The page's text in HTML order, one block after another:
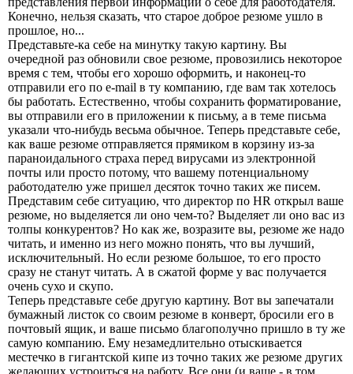
Конечно, нельзя сказать, что старое доброе резюме ушло в
прошлое, но...
Представьте-ка себе на минутку такую картину. Вы
очередной раз обновили свое резюме, провозились некоторое
время с тем, чтобы его хорошо оформить, и наконец-то
отправили его по e-mail в ту компанию, где вам так хотелось
бы работать. Естественно, чтобы сохранить форматирование,
вы отправили его в приложении к письму, а в теме письма
указали что-нибудь весьма обычное. Теперь представьте себе,
как ваше резюме отправляется прямиком в корзину из-за
параноидального страха перед вирусами из электронной
почты или просто потому, что вашему потенциальному
работодателю уже пришел десяток точно таких же писем.
Представим себе ситуацию, что директор по HR открыл ваше
резюме, но выделяется ли оно чем-то? Выделяет ли оно вас из
толпы конкурентов? Но как же, возразите вы, резюме же надо
читать, и именно из него можно понять, что вы лучший,
исключительный. Но если резюме большое, то его просто
сразу не станут читать. А в сжатой форме у вас получается
очень сухо и скупо.
Теперь представьте себе другую картину. Вот вы запечатали
бумажный листок со своим резюме в конверт, бросили его в
почтовый ящик, и ваше письмо благополучно пришло в ту же
самую компанию. Ему незамедлительно отыскивается
местечко в гигантской кипе из точно таких же резюме других
желающих устроиться на работу. Все они (и ваше - в том